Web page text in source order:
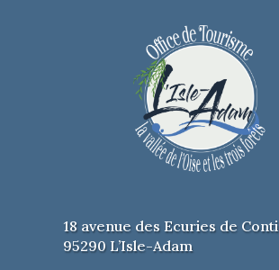
18 avenue des Ecuries de Conti
95290 L’Isle-Adam